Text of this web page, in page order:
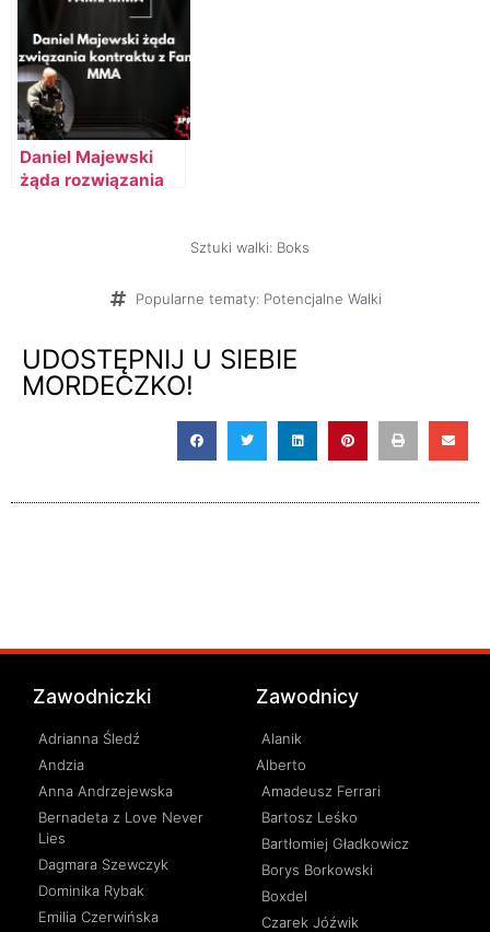
Daniel Majewski
żąda rozwiązania
Sztuki walki: Boks
Popularne tematy: Potencjalne Walki
UDOSTĘPNIJ U SIEBIE
MORDECZKO!
Zawodniczki
Adrianna Śledź
Andzia
Anna Andrzejewska
Bernadeta z Love Never
Lies
Dagmara Szewczyk
Dominika Rybak
Emilia Czerwińska
Zawodnicy
Alanik
Alberto
Amadeusz Ferrari
Bartosz Leśko
Bartłomiej Gładkowicz
Borys Borkowski
Boxdel
Czarek Jóźwik